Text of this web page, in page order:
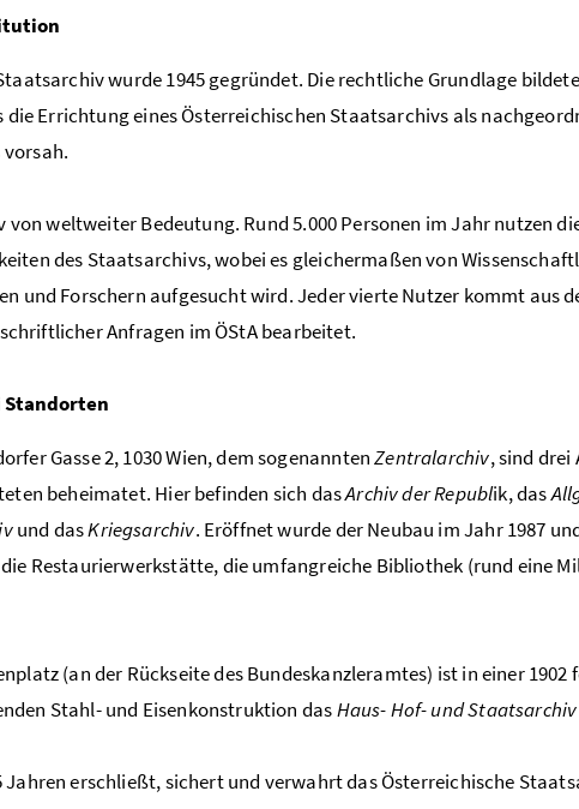
wurde 1945 gegründet. Die rechtliche Grundlage
die Errichtung eines Österreichischen Staatsarchivs als
von weltweiter Bedeutung. Rund 5.000 Personen im Jahr nutzen
des Staatsarchivs, wobei es gleichermaßen von
und Forschern aufgesucht wird. Jeder vierte Nutzer kommt aus
Anfragen im ÖStA bearbeitet.
Standorten
Gasse 2, 1030 Wien, dem sogenanntenZentralarchiv, sind
beheimatet. Hier befinden sich dasArchiv der Republik, das
und dasKriegsarchiv. Eröffnet wurde der Neubau im Jahr 1987
Restaurierwerkstätte, die umfangreiche Bibliothek (rund eine
(an der Rückseite des Bundeskanzleramtes) ist in einer
Stahl- und Eisenkonstruktion dasHaus- Hof- und Staatsarchiv
Jahren erschließt, sichert und verwahrt das Österreichische